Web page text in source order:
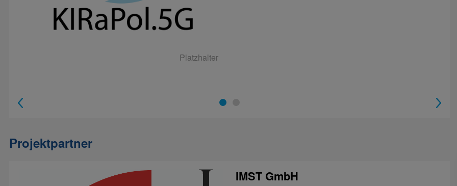
Platzhalter
1
Projektpartner
IMST GmbH